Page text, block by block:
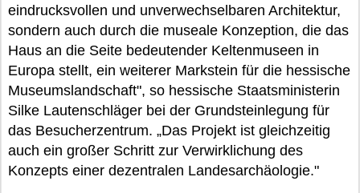
eindrucksvollen und unverwechselbaren Architektur,
sondern auch durch die museale Konzeption, die das
Haus an die Seite bedeutender Keltenmuseen in
Europa stellt, ein weiterer Markstein für die hessische
Museumslandschaft", so hessische Staatsministerin
Silke Lautenschläger bei der Grundsteinlegung für
das Besucherzentrum. „Das Projekt ist gleichzeitig
auch ein großer Schritt zur Verwirklichung des
Konzepts einer dezentralen Landesarchäologie."